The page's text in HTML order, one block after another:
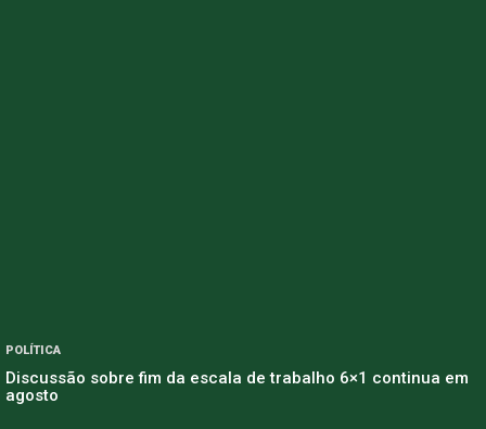
POLÍTICA
Discussão sobre fim da escala de trabalho 6×1 continua em
agosto